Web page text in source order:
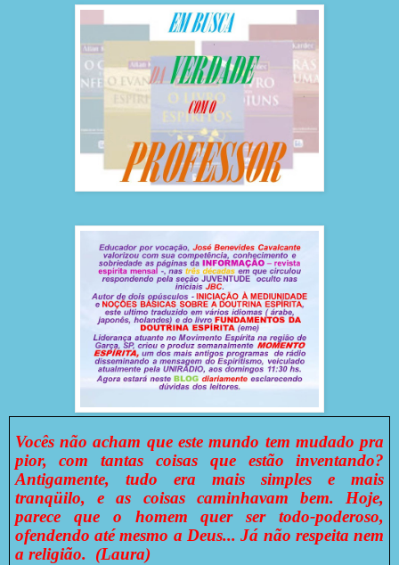
Vocês não acham que este mundo tem mudado pra
pior, com tantas coisas que estão inventando?
Antigamente, tudo era mais simples e mais
tranqüilo, e as coisas caminhavam bem. Hoje,
parece que o homem quer ser todo-poderoso,
ofendendo até mesmo a Deus... Já não respeita nem
a religião. (Laura)